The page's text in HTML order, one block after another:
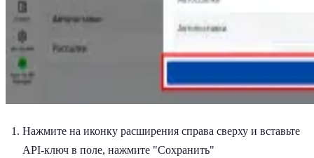
Нажмите на иконку расширения справа сверху и вставьте
API-ключ в поле, нажмите "Сохранить"